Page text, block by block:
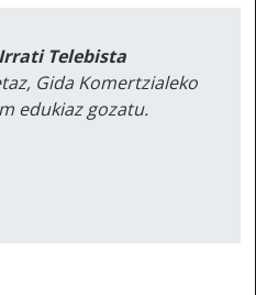
Telebista
Gida Komertzialeko
edukiaz gozatu.